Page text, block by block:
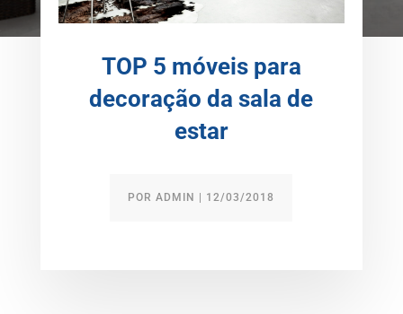
TOP 5 móveis para
decoração da sala de
estar
PORADMIN 12/03/2018